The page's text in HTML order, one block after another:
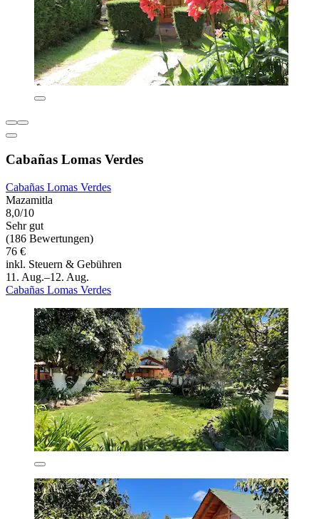
Cabañas Lomas Verdes
Cabañas Lomas Verdes
Mazamitla
8,0/10
Sehr gut
(186 Bewertungen)
76 €
inkl. Steuern & Gebühren
11. Aug.–12. Aug.
Cabañas Lomas Verdes